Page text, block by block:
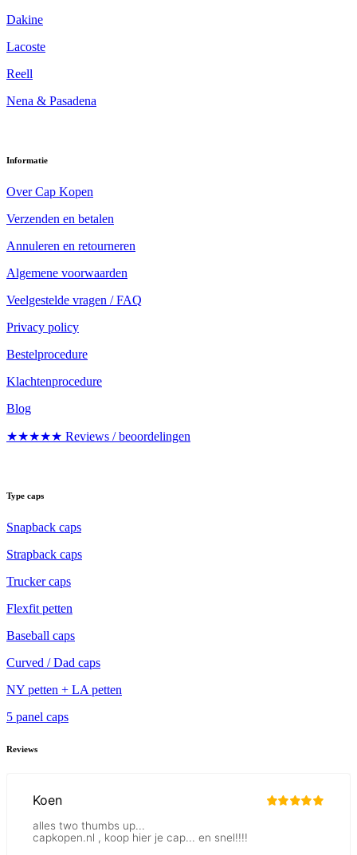
Dakine
Lacoste
Reell
Nena & Pasadena
Informatie
Over Cap Kopen
Verzenden en betalen
Annuleren en retourneren
Algemene voorwaarden
Veelgestelde vragen / FAQ
Privacy policy
Bestelprocedure
Klachtenprocedure
Blog
★★★★★ Reviews / beoordelingen
Type caps
Snapback caps
Strapback caps
Trucker caps
Flexfit petten
Baseball caps
Curved / Dad caps
NY petten + LA petten
5 panel caps
Reviews